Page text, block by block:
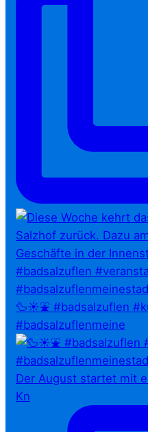
🦆☀️⛲ #badsalzuflen
#badsalzuflenmeine
Der August startet mit
Kn